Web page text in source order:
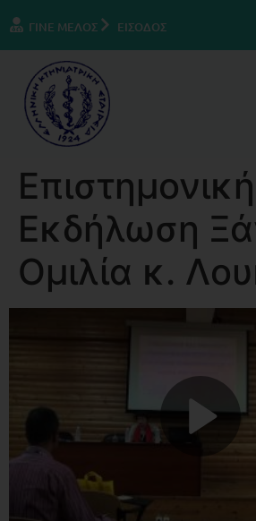
ΓΙΝΕ ΜΕΛΟΣ ΕΙΣΟΔΟΣ
Επιστημονική
Εκδήλωση
Ομιλία κ.